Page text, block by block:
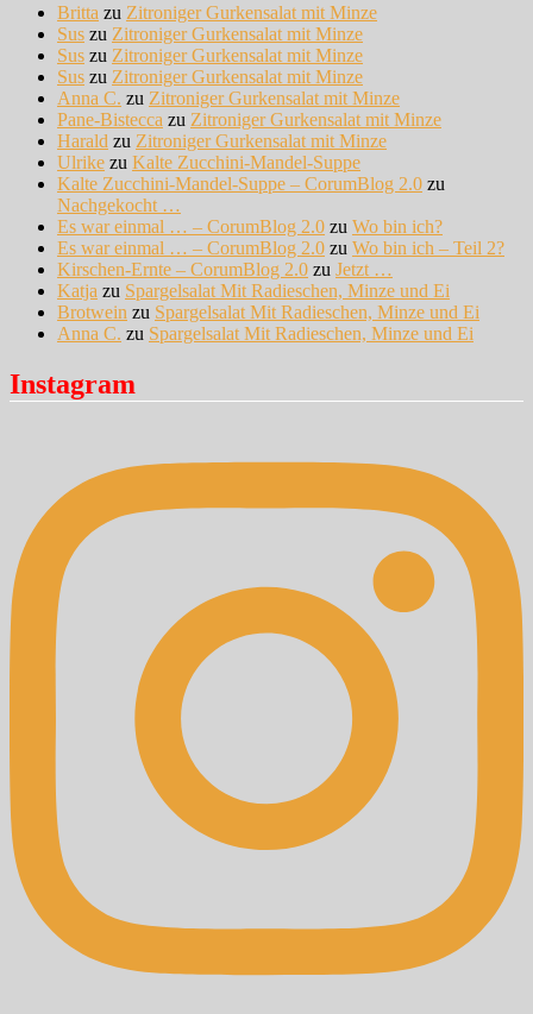
Britta zu Zitroniger Gurkensalat mit Minze
Sus zu Zitroniger Gurkensalat mit Minze
Sus zu Zitroniger Gurkensalat mit Minze
Sus zu Zitroniger Gurkensalat mit Minze
Anna C. zu Zitroniger Gurkensalat mit Minze
Pane-Bistecca zu Zitroniger Gurkensalat mit Minze
Harald zu Zitroniger Gurkensalat mit Minze
Ulrike zu Kalte Zucchini-Mandel-Suppe
Kalte Zucchini-Mandel-Suppe – CorumBlog 2.0 zu
Nachgekocht …
Es war einmal … – CorumBlog 2.0 zu Wo bin ich?
Es war einmal … – CorumBlog 2.0 zu Wo bin ich – Teil 2?
Kirschen-Ernte – CorumBlog 2.0 zu Jetzt …
Katja zu Spargelsalat Mit Radieschen, Minze und Ei
Brotwein zu Spargelsalat Mit Radieschen, Minze und Ei
Anna C. zu Spargelsalat Mit Radieschen, Minze und Ei
Instagram